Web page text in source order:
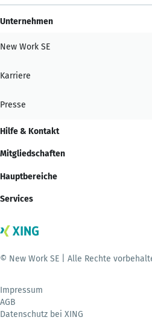
Unternehmen
New Work SE
Karriere
Presse
Hilfe & Kontakt
Mitgliedschaften
Hauptbereiche
Services
© New Work SE | Alle Rechte
Impressum
AGB
Datenschutz bei XING